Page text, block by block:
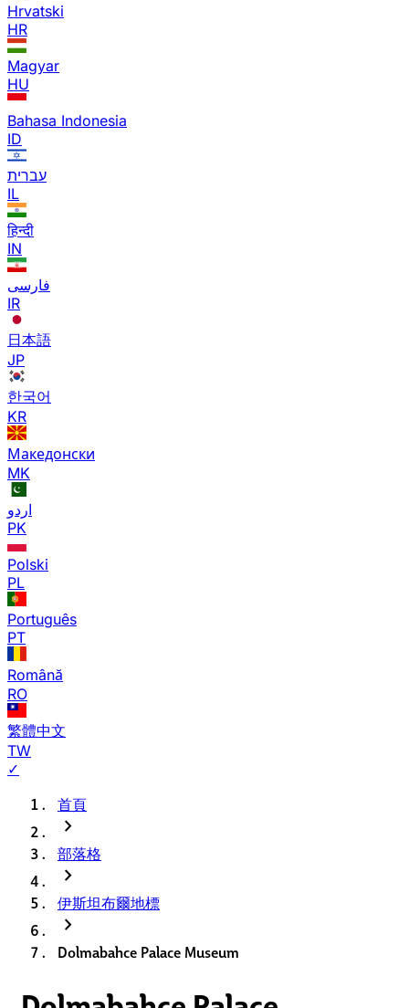
Hrvatski
HR
Magyar
HU
Bahasa Indonesia
ID
עברית
IL
हिन्दी
IN
فارسی
IR
日本語
JP
한국어
KR
Македонски
MK
اردو
PK
Polski
PL
Português
PT
Română
RO
繁體中文
TW
✓
首頁
chevron_right
部落格
chevron_right
伊斯坦布爾地標
chevron_right
Dolmabahce Palace Museum